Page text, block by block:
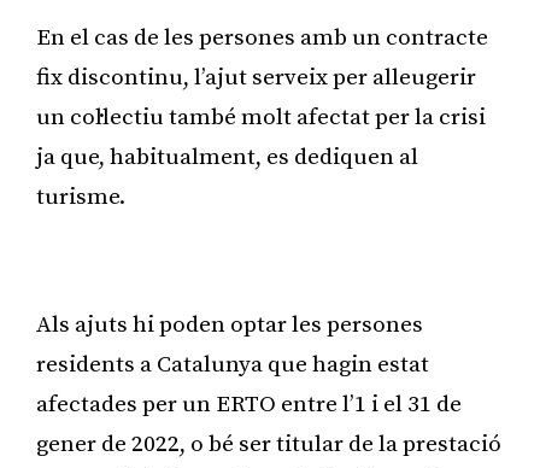
En el cas de les persones amb un contracte
fix discontinu, l’ajut serveix per alleugerir
un col·lectiu també molt afectat per la crisi
ja que, habitualment, es dediquen al
turisme.
Als ajuts hi poden optar les persones
residents a Catalunya que hagin estat
afectades per un ERTO entre l’1 i el 31 de
gener de 2022, o bé ser titular de la prestació